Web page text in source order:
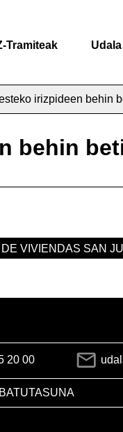
Tramiteak Udala
irizpideen behin
behin
VIVIENDAS SAN
20 00